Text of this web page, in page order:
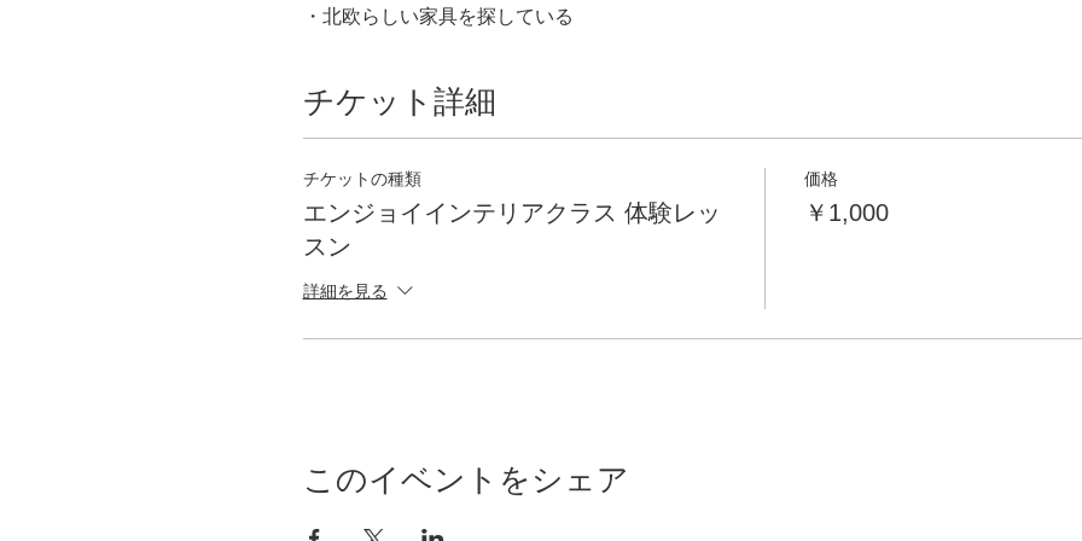
・北欧らしい家具を探している
チケット詳細
チケットの種類
エンジョイインテリアクラス 体験レッ
スン
詳細を見る
価格
￥1,000
このイベントをシェア